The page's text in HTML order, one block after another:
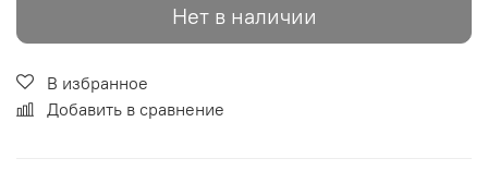
Нет в наличии
В избранное
Добавить в сравнение